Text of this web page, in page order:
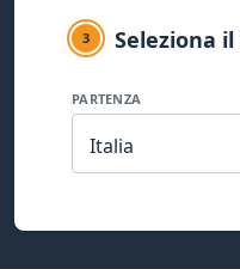
3 Seleziona
PARTENZA
Italia